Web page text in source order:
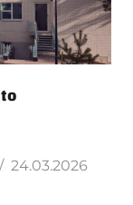
24.03.2026